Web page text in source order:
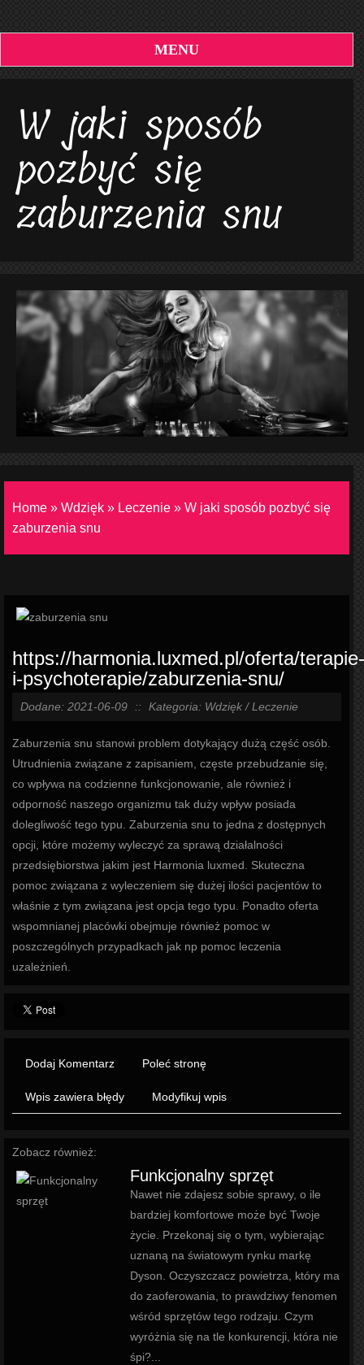
MENU
W jaki sposób
pozbyć się
zaburzenia snu
Home » Wdzięk » Leczenie » W jaki sposób pozbyć się
zaburzenia snu
https://harmonia.luxmed.pl/oferta/terapie-
i-psychoterapie/zaburzenia-snu/
Dodane: 2021-06-09 :: Kategoria: Wdzięk / Leczenie
Zaburzenia snu stanowi problem dotykający dużą część osób.
Utrudnienia związane z zapisaniem, częste przebudzanie się,
co wpływa na codzienne funkcjonowanie, ale również i
odporność naszego organizmu tak duży wpływ posiada
dolegliwość tego typu. Zaburzenia snu to jedna z dostępnych
opcji, które możemy wyleczyć za sprawą działalności
przedsiębiorstwa jakim jest Harmonia luxmed. Skuteczna
pomoc związana z wyleczeniem się dużej ilości pacjentów to
właśnie z tym związana jest opcja tego typu. Ponadto oferta
wspomnianej placówki obejmuje również pomoc w
poszczególnych przypadkach jak np pomoc leczenia
uzależnień.
Dodaj Komentarz Poleć stronę
Wpis zawiera błędy Modyfikuj wpis
Zobacz również:
Funkcjonalny sprzęt
Nawet nie zdajesz sobie sprawy, o ile
bardziej komfortowe może być Twoje
życie. Przekonaj się o tym, wybierając
uznaną na światowym rynku markę
Dyson. Oczyszczacz powietrza, który ma
do zaoferowania, to prawdziwy fenomen
wśród sprzętów tego rodzaju. Czym
wyróżnia się na tle konkurencji, która nie
śpi?...